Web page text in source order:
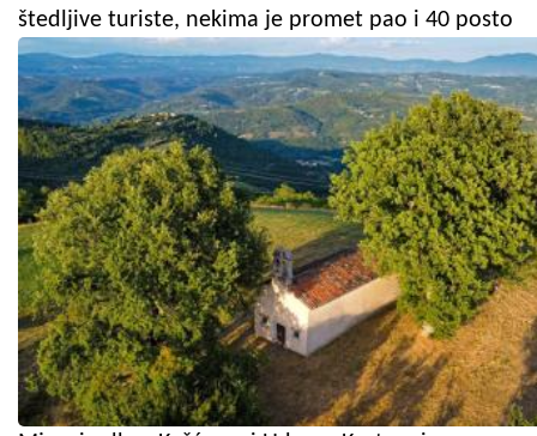
štedljive turiste, nekima je promet pao i 40 posto